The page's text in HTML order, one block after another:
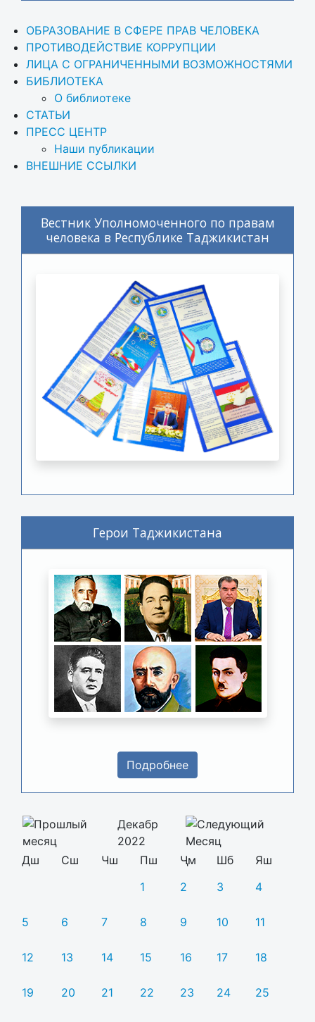
ОБРАЗОВАНИЕ В СФЕРЕ ПРАВ ЧЕЛОВЕКА
ПРОТИВОДЕЙСТВИЕ КОРРУПЦИИ
ЛИЦА С ОГРАНИЧЕННЫМИ ВОЗМОЖНОСТЯМИ
БИБЛИОТЕКА
О библиотеке
СТАТЬИ
ПРЕСС ЦЕНТР
Наши публикации
ВНЕШНИЕ ССЫЛКИ
Вестник Уполномоченного по правам
человека в Республике Таджикистан
Герои Таджикистана
Подробнее
Декабр
2022
Дш
Сш Чш Пш Ҷм Шб
Яш
1
2 3 4
5 6 7 8 9 10 11
12 13 14 15 16 17 18
19 20 21 22 23 24 25